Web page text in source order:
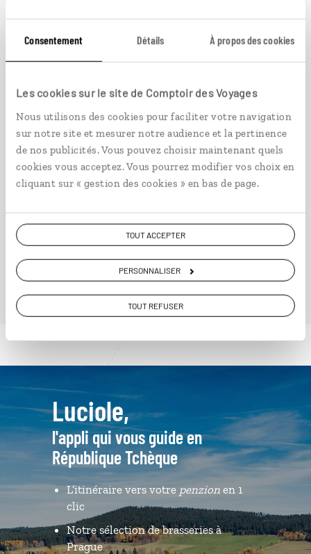
Consentement Détails À propos des cookies
Les cookies sur le site de Comptoir des Voyages
Nous utilisons des cookies pour faciliter votre navigation
sur notre site et mesurer notre audience et la pertinence
de nos publicités. Vous pouvez choisir maintenant quels
cookies vous acceptez. Vous pourrez modifier vos choix en
cliquant sur « gestion des cookies » en bas de page.
TOUT ACCEPTER
PERSONNALISER
TOUT REFUSER
Coulisses d'Europe centrale
et Bratislava.
10 jours / 9 nuits
à partir de 1750€
VOIR NOS 8 IDÉES DE VOYAGE EN RÉPUBLIQUE
Luciole,
l'appli qui vous guide en
République Tchèque
L’itinéraire vers votre penzion en 1
clic
Notre sélection de brasseries à
Prague